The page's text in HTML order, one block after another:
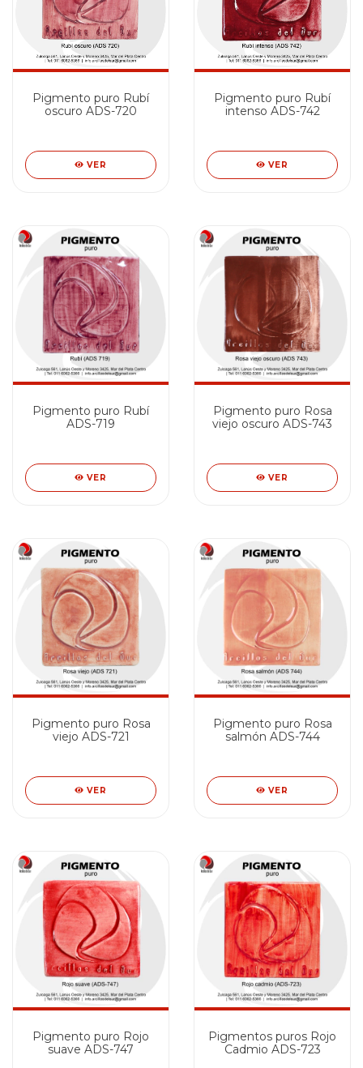
Pigmento puro Rubí
oscuro ADS-720
VER
Pigmento puro Rubí
intenso ADS-742
VER
Pigmento puro Rubí
ADS-719
VER
Pigmento puro Rosa
viejo oscuro ADS-743
VER
Pigmento puro Rosa
viejo ADS-721
VER
Pigmento puro Rosa
salmón ADS-744
VER
Pigmento puro Rojo
suave ADS-747
Pigmentos puros Rojo
Cadmio ADS-723